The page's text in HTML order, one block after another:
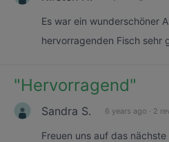
Es war ein wunderschöner
hervorragenden Fisch sehr
"Hervorragend"
Sandra S. 6 years ago · 2
Freuen uns auf das